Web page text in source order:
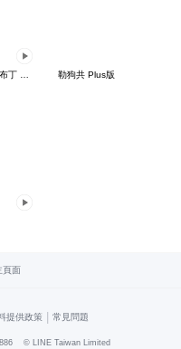
企鵝皮蛋 X 天竺鼠布丁 有點厭世 勒狗共 Plus版
頁面
提供政策 | 常見問題
© LINE Taiwan Limited